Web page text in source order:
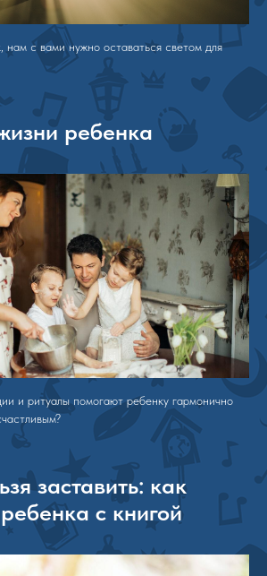
нам с вами нужно оставаться светом для
ребенка
и ритуалы помогают ребенку гармонично
заставить: как
с книгой